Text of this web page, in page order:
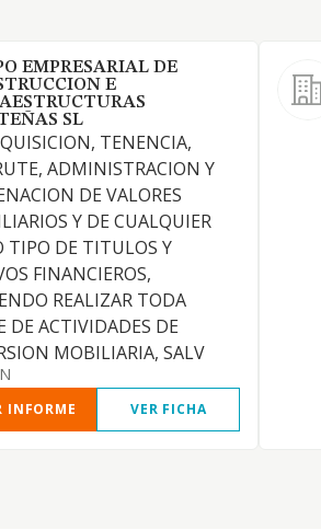
EMPRESARIAL DE
E
SL
TENENCIA,
ADMINISTRACION Y
DE VALORES
Y DE CUALQUIER
TIPO DE TITULOS Y
FINANCIEROS,
REALIZAR TODA
DE ACTIVIDADES DE
MOBILIARIA, SALV
INFORME VER FICHA